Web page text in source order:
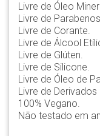
Livre de Óleo
Livre de
Livre de Corante.
Livre de Álcool
Livre de Glúten.
Livre de Silicone.
Livre de Óleo de
Livre de Derivados
100% Vegano.
Não testado em